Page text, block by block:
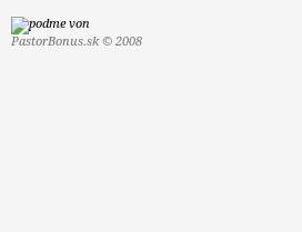
PastorBonus.sk © 2008